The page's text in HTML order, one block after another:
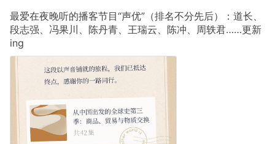
最爱在夜晚听的播客节目“声优”（排名不分先后）：道长、
段志强、冯果川、陈丹青、王瑞云、陈冲、周轶君……更新
ing